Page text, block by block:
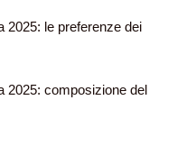
2025: le preferenze dei
2025: composizione del